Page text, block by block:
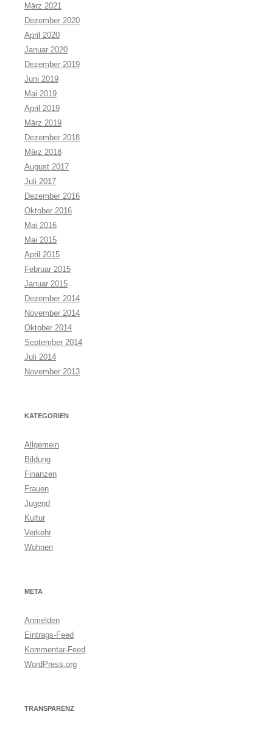
März 2021
Dezember 2020
April 2020
Januar 2020
Dezember 2019
Juni 2019
Mai 2019
April 2019
März 2019
Dezember 2018
März 2018
August 2017
Juli 2017
Dezember 2016
Oktober 2016
Mai 2016
Mai 2015
April 2015
Februar 2015
Januar 2015
Dezember 2014
November 2014
Oktober 2014
September 2014
Juli 2014
November 2013
KATEGORIEN
Allgemein
Bildung
Finanzen
Frauen
Jugend
Kultur
Verkehr
Wohnen
META
Anmelden
Eintrags-Feed
Kommentar-Feed
WordPress.org
TRANSPARENZ